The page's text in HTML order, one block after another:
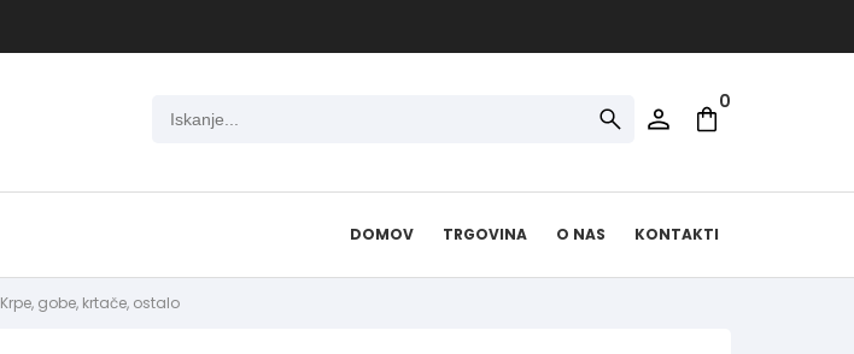
0
DOMOV TRGOVINA O NAS KONTAKTI
Krpe, gobe, krtače, ostalo